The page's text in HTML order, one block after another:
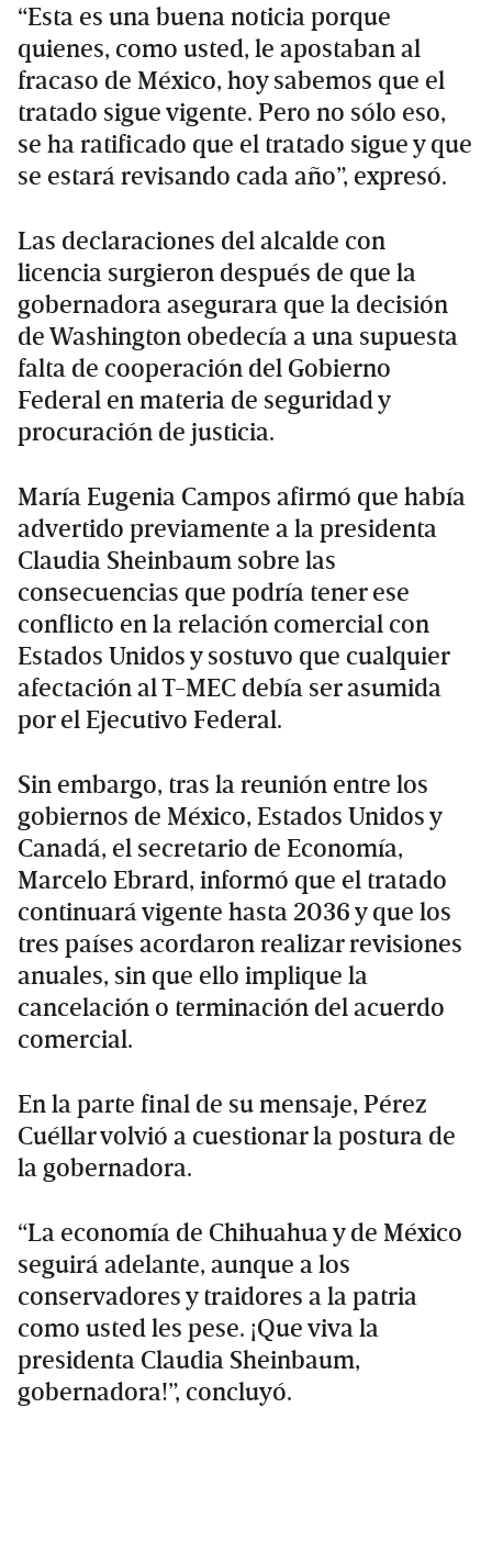
“Esta es una buena noticia porque
quienes, como usted, le apostaban al
fracaso de México, hoy sabemos que el
tratado sigue vigente. Pero no sólo eso,
se ha ratificado que el tratado sigue y que
se estará revisando cada año”, expresó.
Las declaraciones del alcalde con
licencia surgieron después de que la
gobernadora asegurara que la decisión
de Washington obedecía a una supuesta
falta de cooperación del Gobierno
Federal en materia de seguridad y
procuración de justicia.
María Eugenia Campos afirmó que había
advertido previamente a la presidenta
Claudia Sheinbaum sobre las
consecuencias que podría tener ese
conflicto en la relación comercial con
Estados Unidos y sostuvo que cualquier
afectación al T-MEC debía ser asumida
por el Ejecutivo Federal.
Sin embargo, tras la reunión entre los
gobiernos de México, Estados Unidos y
Canadá, el secretario de Economía,
Marcelo Ebrard, informó que el tratado
continuará vigente hasta 2036 y que los
tres países acordaron realizar revisiones
anuales, sin que ello implique la
cancelación o terminación del acuerdo
comercial.
En la parte final de su mensaje, Pérez
Cuéllar volvió a cuestionar la postura de
la gobernadora.
“La economía de Chihuahua y de México
seguirá adelante, aunque a los
conservadores y traidores a la patria
como usted les pese. ¡Que viva la
presidenta Claudia Sheinbaum,
gobernadora!”, concluyó.